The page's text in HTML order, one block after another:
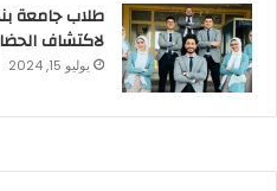
طلاب جامعة
لاكتشاف
يوليو 15, 2024